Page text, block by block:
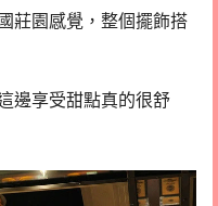
莊園感覺，整個擺飾搭
邊享受甜點真的很舒